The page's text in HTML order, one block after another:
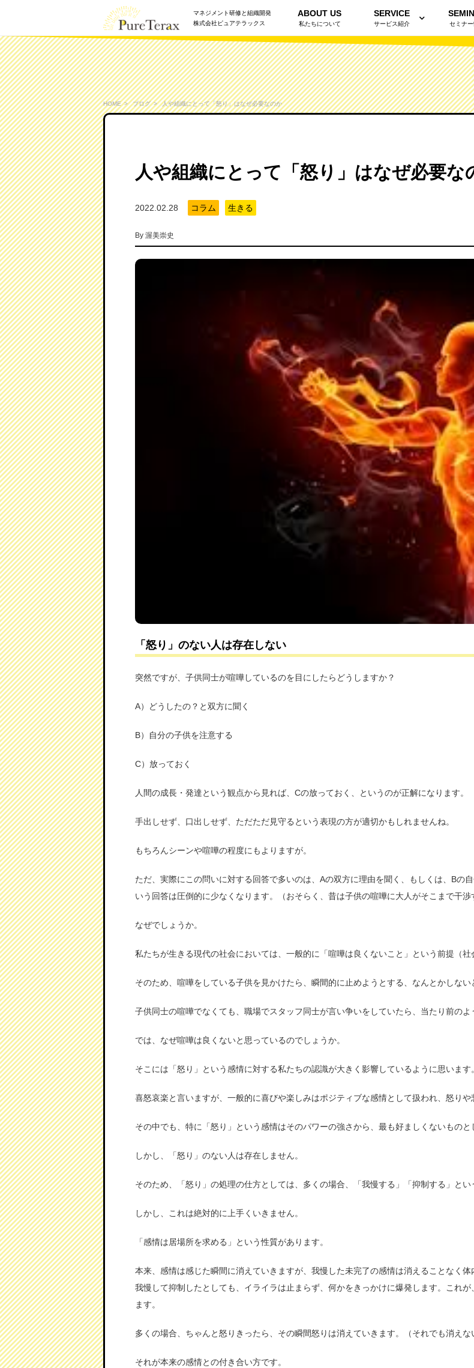
マネジメント研修と組織開発
株式会社ピュアテラックス
ABOUT US
私たちについて
SERVICE
サービス紹介 セミナ
HOME ブログ 人や組織にとって「怒り」はなぜ必要なのか
人や組織にとって「怒り」はなぜ必要な
2022.02.28 コラム 生きる
By 渥美崇史
「怒り」のない人は存在しない
突然ですが、子供同士が喧嘩しているのを目にしたらどうしますか？
A）どうしたの？と双方に聞く
B）自分の子供を注意する
C）放っておく
人間の成長・発達という観点から見れば、Cの放っておく、というのが正解になります。
手出しせず、口出しせず、ただただ見守るという表現の方が適切かもしれませんね。
もちろんシーンや喧嘩の程度にもよりますが。
ただ、実際にこの問いに対する回答で多いのは、Aの双方に理由を聞く、もしくは、Bの
いう回答は圧倒的に少なくなります。（おそらく、昔は子供の喧嘩に大人がそこまで干渉
なぜでしょうか。
私たちが生きる現代の社会においては、一般的に「喧嘩は良くないこと」という前提（社
そのため、喧嘩をしている子供を見かけたら、瞬間的に止めようとする、なんとかしない
子供同士の喧嘩でなくても、職場でスタッフ同士が言い争いをしていたら、当たり前のよ
では、なぜ喧嘩は良くないと思っているのでしょうか。
そこには「怒り」という感情に対する私たちの認識が大きく影響しているように思います。
喜怒哀楽と言いますが、一般的に喜びや楽しみはポジティブな感情として扱われ、怒りや
その中でも、特に「怒り」という感情はそのパワーの強さから、最も好ましくないものと
しかし、「怒り」のない人は存在しません。
そのため、「怒り」の処理の仕方としては、多くの場合、「我慢する」「抑制する」とい
しかし、これは絶対的に上手くいきません。
「感情は居場所を求める」という性質があります。
本来、感情は感じた瞬間に消えていきますが、我慢した未完了の感情は消えることなく
我慢して抑制したとしても、イライラは止まらず、何かをきっかけに爆発します。これ
ます。
多くの場合、ちゃんと怒りきったら、その瞬間怒りは消えていきます。（それでも消えな
それが本来の感情との付き合い方です。